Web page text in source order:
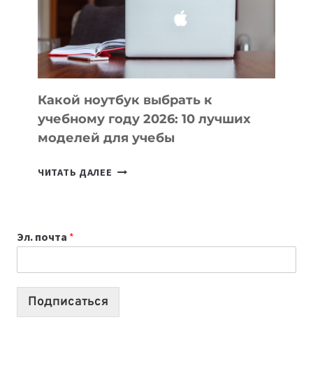
СОЗДАВАТЬ
БЕЗ
СЛОЖНОГО
КОДА
Какой ноутбук выбрать к
учебному году 2026: 10 лучших
моделей для учебы
ЧИТАТЬ ДАЛЕЕ КАКОЙ
2026:
10
Эл. почта *
Подписаться